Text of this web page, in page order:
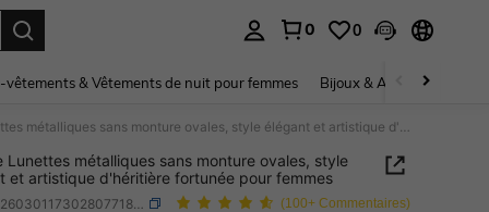
0 0
vêtements & Vêtements de nuit pour femmes Bijoux & Accessoires pour
1 pièce Lunettes métalliques sans monture ovales, style élégant et artistique d'héritière fortunée pour femmes
Lunettes métalliques sans monture ovales, style
et artistique d'héritière fortunée pour femmes
(100+ Commentaires)